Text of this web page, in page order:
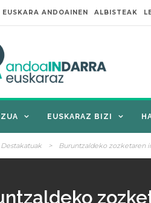
EUSKARA ANDOAINEN ALBISTEAK
EUSKARAZ BIZI
Destakatuak > Buruntzaldeko zozketaren